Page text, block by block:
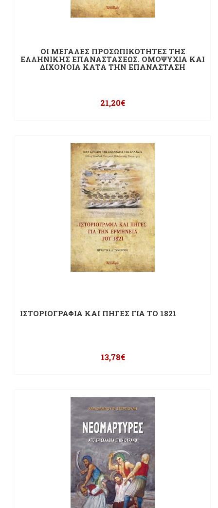
ΟΙ ΜΕΓΑΛΕΣ ΠΡΟΣΩΠΙΚΟΤΗΤΕΣ ΤΗΣ
ΕΛΛΗΝΙΚΗΣ ΕΠΑΝΑΣΤΑΣΕΩΣ. ΟΜΟΨΥΧΙΑ ΚΑΙ
ΔΙΧΟΝΟΙΑ ΚΑΤΑ ΤΗΝ ΕΠΑΝΑΣΤΑΣΗ
21,20€
ΙΣΤΟΡΙΟΓΡΑΦΙΑ ΚΑΙ ΠΗΓΕΣ ΓΙΑ ΤΟ 1821
13,78€